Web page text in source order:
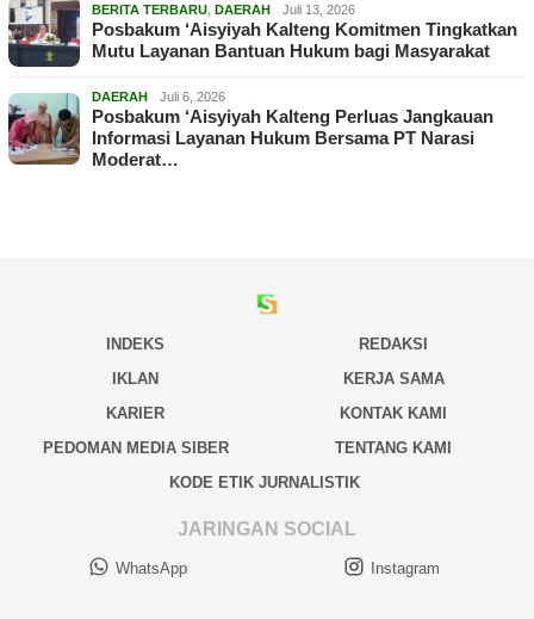
BERITA TERBARU DAERAH Juli 13, 2026
Posbakum ‘Aisyiyah Kalteng Komitmen Tingkatkan
Mutu Layanan Bantuan Hukum bagi Masyarakat
DAERAH Juli 6, 2026
Posbakum ‘Aisyiyah Kalteng Perluas Jangkauan
Informasi Layanan Hukum Bersama PT Narasi
Moderat…
INDEKS
REDAKSI
IKLAN
KERJA SAMA
KARIER
KONTAK KAMI
PEDOMAN MEDIA SIBER
TENTANG KAMI
KODE ETIK JURNALISTIK
JARINGAN SOCIAL
WhatsApp Instagram